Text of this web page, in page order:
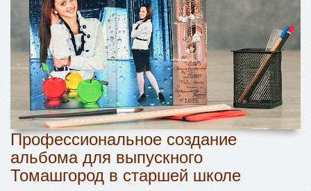
Профессиональное создание
альбома для выпускного
Томашгород в старшей школе